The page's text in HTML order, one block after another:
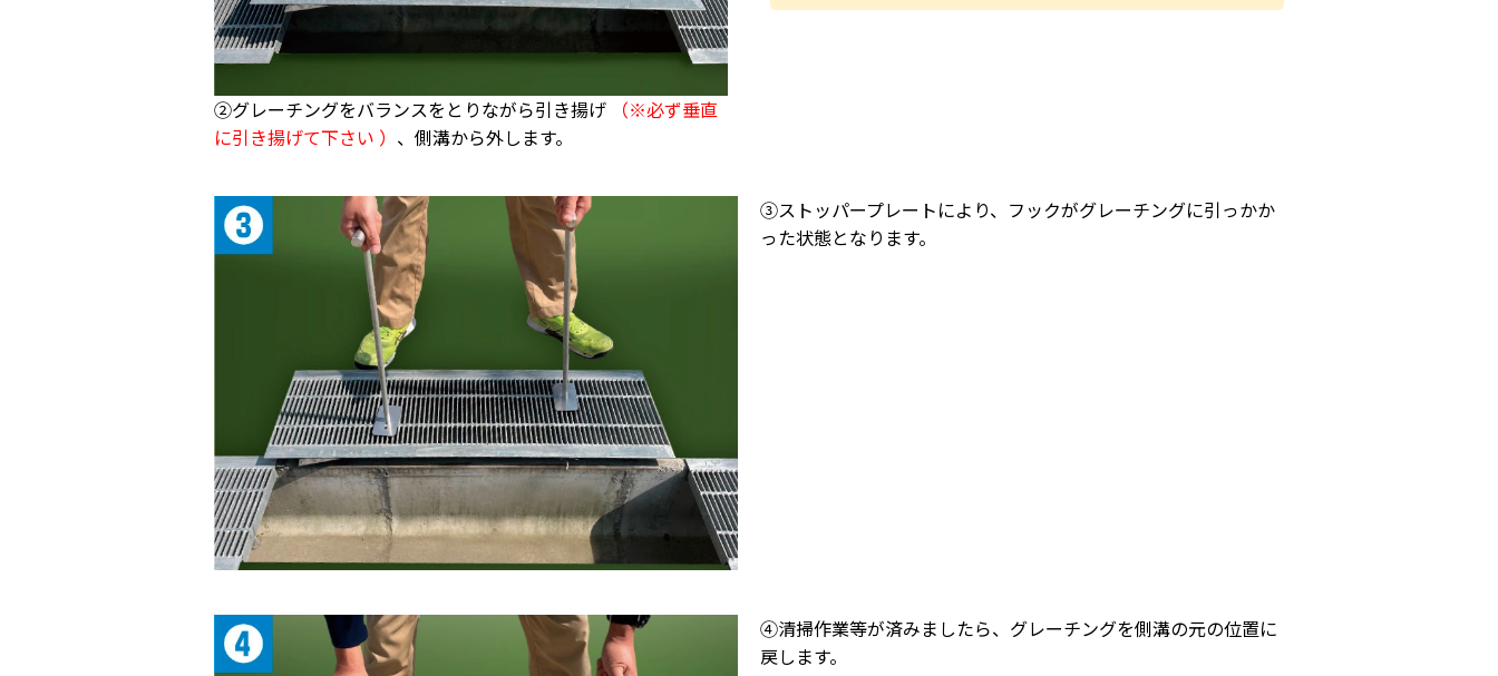
②グレーチングをバランスをとりながら引き揚げ
（※必ず垂直
に引き揚げて下さい ） 、側溝から外します。
➂ストッパープレートにより、フックがグレーチングに引っかか
った状態となります。
④清掃作業等が済みましたら、グレーチングを側溝の元の位置に
戻します。